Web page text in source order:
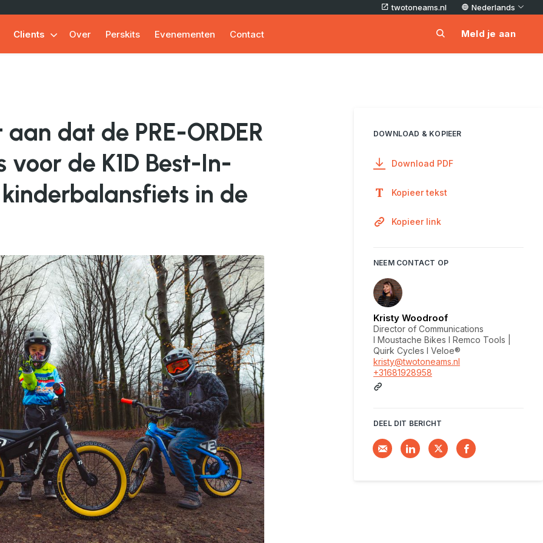
twotoneams.nl Nederlands
Clients Over Perskits Evenementen Contact Meld je aan
dat de PRE-ORDER
de K1D Best-In-
in de
DOWNLOAD & KOPIEER
Download PDF
Kopieer tekst
Kopieer link
NEEM CONTACT OP
Kristy Woodroof
Director of Communications
I Moustache Bikes I Remco Tools |
Quirk Cycles I Veloe®
kristy@twotoneams.nl
+31681928958
DEEL DIT BERICHT